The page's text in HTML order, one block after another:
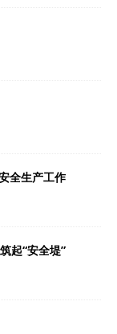
全生产工作
起“安全堤”